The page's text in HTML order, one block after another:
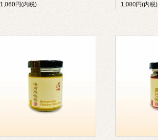
1,060円(内税) 1,080円(内税)